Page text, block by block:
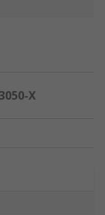
X